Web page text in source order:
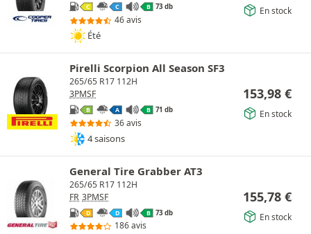
C C B 73 db
46 avis
Été
En stock
Pirelli Scorpion All Season SF3
265/65 R17 112H
3PMSF
B A B 71 db
36 avis
4 saisons
153,98 €
En stock
General Tire Grabber AT3
265/65 R17 112H
FR 3PMSF
D D B 73 db
186 avis
155,78 €
En stock